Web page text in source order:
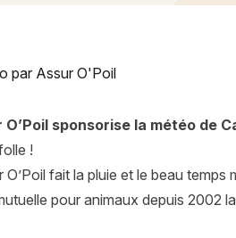
de Canal +
sponsorise la météo de
!
fait la pluie et le beau
pour animaux depuis